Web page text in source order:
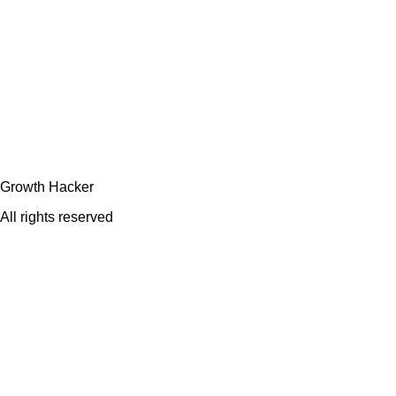
Growth Hacker
All rights reserved